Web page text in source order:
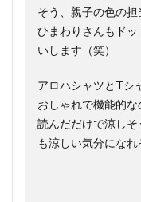
そう、親子の色の担
ひまわりさんもド
いします（笑）
アロハシャツとTシ
おしゃれで機能的な
読んだだけで涼し
も涼しい気分になれ